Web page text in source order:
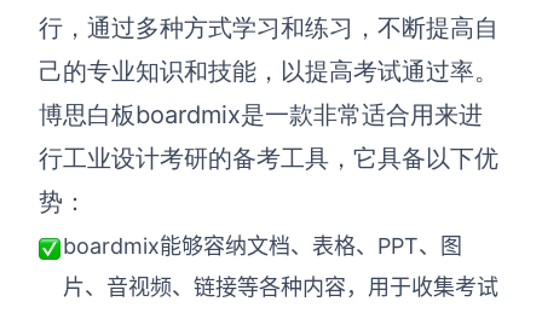
行，通过多种方式学习和练习，不断提高自
己的专业知识和技能，以提高考试通过率。
博思白板boardmix是一款非常适合用来进
行工业设计考研的备考工具，它具备以下优
势：
boardmix能够容纳文档、表格、PPT、图
片、音视频、链接等各种内容，用于收集考试